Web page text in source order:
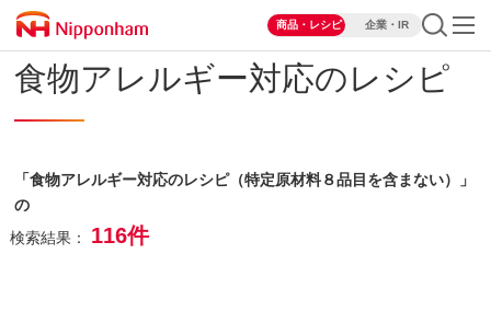
商品・レシピ 企業・IR
食物アレルギー対応のレシピ
「食物アレルギー対応のレシピ（特定原材料８品目を含まない）」
の
検索結果：
116件